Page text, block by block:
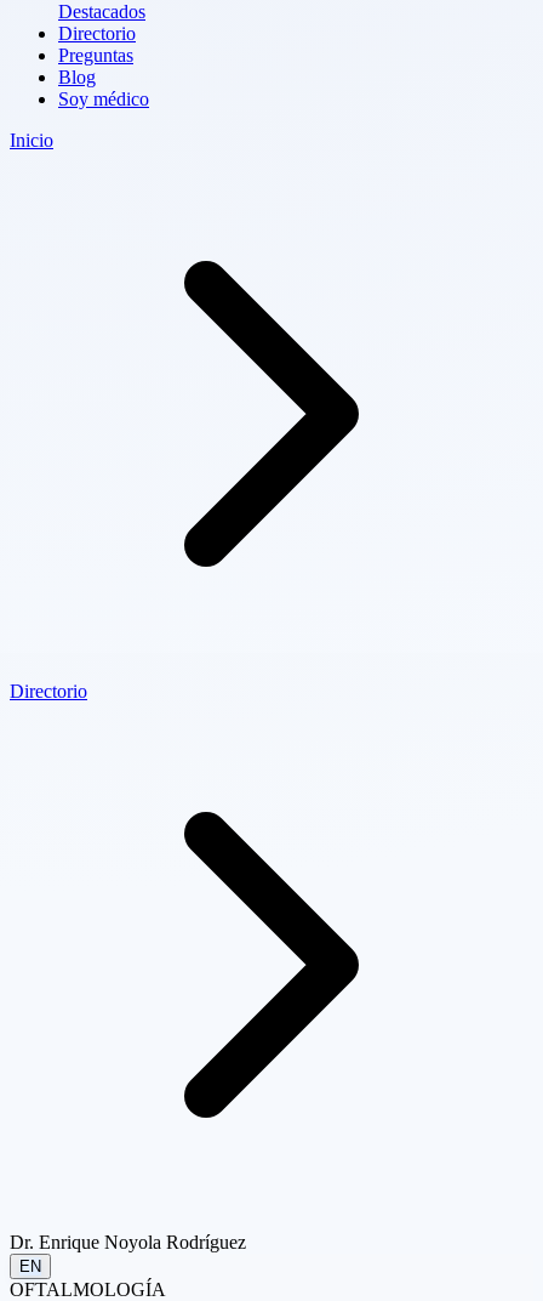
Destacados
Directorio
Preguntas
Blog
Soy médico
Inicio
Directorio
Dr. Enrique Noyola Rodríguez
EN
OFTALMOLOGÍA